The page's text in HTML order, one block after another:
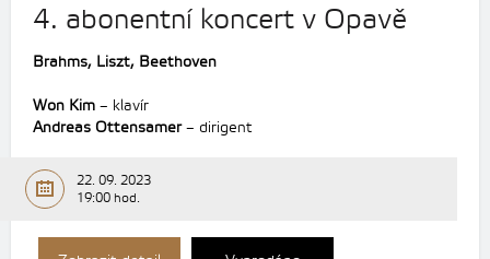
4. abonentní koncert v Opavě
Brahms, Liszt, Beethoven
Won Kim – klavír
Andreas Ottensamer– dirigent
22. 09. 2023
19:00 hod.